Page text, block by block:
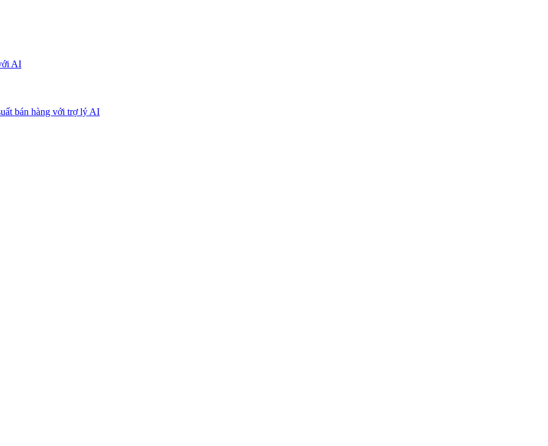
AI
bán hàng với trợ lý AI